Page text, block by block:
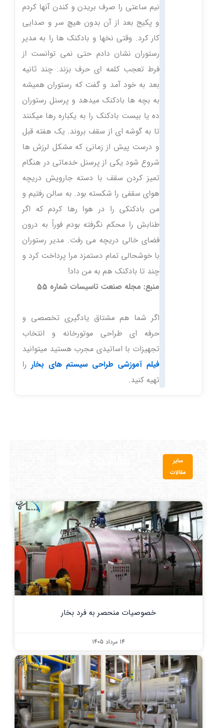
نیم ساعتی را صرف بریدن و کندن آنها کردم
و پکیج بعد از آن بدون هیچ سر و صدایی
کار کرد. وقتی نخها و بادکنک ها را به مدیر
رستوران نشان دادم حتی نمی توانست از
فرط تعجب کلمه ای حرف بزند. چند ثانیه
بعد به خود آمد و گفت که رستوران همیشه
به بچه ها بادکنک میدهد و پرسنل رستوران
ده یا بیست بادکنک را به یکباره رها میکنند
تا به گوشه ای از سقف بروند. یک هفته قبل
و درست پیش از زمانی که مشکل لرزش ها
شروع شود یکی از پرسنل خدماتی در هنگام
تمیز کردن سقف با دسته جارویش دریچه
هوای سقفی را شکسته بود. به سالن رفتیم و
من بادکنکی را در هوا رها کردم که اگر
طنابش را محکم نگرفته بودم فوراً به درون
فضای خالی دریچه می رفت. مدیر رستوران
با خوشحالی تمام دستمزد مرا پرداخت کرد و
چند تا بادکنک هم به من داد!
منبع: مجله صنعت تاسیسات شماره 55
اگر شما هم مشتاق یادگیری تخصصی و
حرفه ای طراحی موتورخانه و انتخاب
تجهیزات با اساتیدی مجرب هستید میتوانید
فیلم آموزشی طراحی سیستم های بخار را
تهیه کنید.
سایر
مقالات
خصوصیات منحصر به فرد بخار
14 مرداد 1405